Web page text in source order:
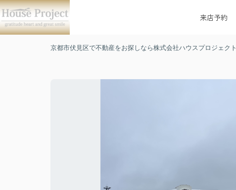
来店予約
京都市伏見区で不動産をお探しなら株式会社ハウスプロジェクト